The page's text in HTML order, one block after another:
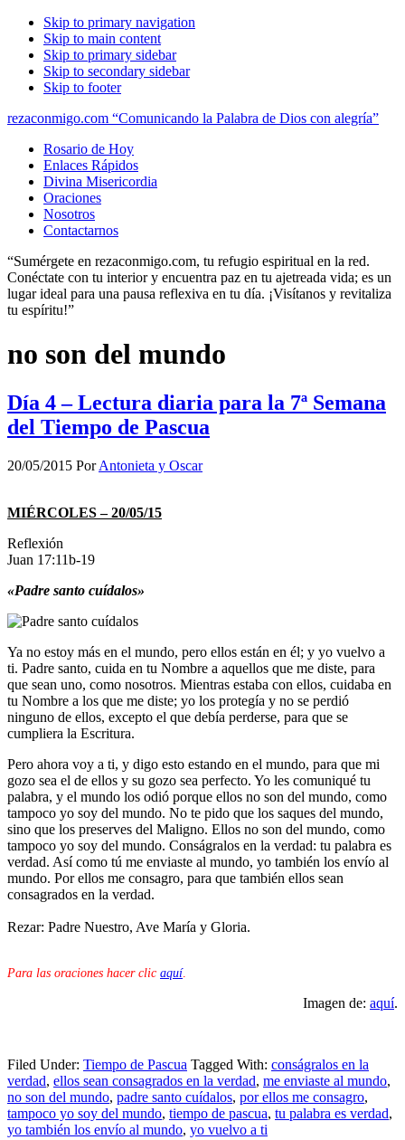
Skip to primary navigation
Skip to main content
Skip to primary sidebar
Skip to secondary sidebar
Skip to footer
rezaconmigo.com “Comunicando la Palabra de Dios con alegría”
Rosario de Hoy
Enlaces Rápidos
Divina Misericordia
Oraciones
Nosotros
Contactarnos
“Sumérgete en rezaconmigo.com, tu refugio espiritual en la red.
Conéctate con tu interior y encuentra paz en tu ajetreada vida; es un
lugar ideal para una pausa reflexiva en tu día. ¡Visítanos y revitaliza
tu espíritu!”
no son del mundo
Día 4 – Lectura diaria para la 7ª Semana
del Tiempo de Pascua
20/05/2015 PorAntonieta y Oscar
MIÉRCOLES – 20/05/15
Reflexión
Juan 17:11b-19
«Padre santo cuídalos»
Ya no estoy más en el mundo, pero ellos están en él; y yo vuelvo a
ti. Padre santo, cuida en tu Nombre a aquellos que me diste, para
que sean uno, como nosotros. Mientras estaba con ellos, cuidaba en
tu Nombre a los que me diste; yo los protegía y no se perdió
ninguno de ellos, excepto el que debía perderse, para que se
cumpliera la Escritura.
Pero ahora voy a ti, y digo esto estando en el mundo, para que mi
gozo sea el de ellos y su gozo sea perfecto. Yo les comuniqué tu
palabra, y el mundo los odió porque ellos no son del mundo, como
tampoco yo soy del mundo. No te pido que los saques del mundo,
sino que los preserves del Maligno. Ellos no son del mundo, como
tampoco yo soy del mundo. Conságralos en la verdad: tu palabra es
verdad. Así como tú me enviaste al mundo, yo también los envío al
mundo. Por ellos me consagro, para que también ellos sean
consagrados en la verdad.
Rezar: Padre Nuestro, Ave María y Gloria.
Para las oraciones hacer clic aquí.
Imagen de: aquí.
Filed Under: Tiempo de Pascua Tagged With: conságralos en la
verdad, ellos sean consagrados en la verdad, me enviaste al mundo,
no son del mundo, padre santo cuídalos, por ellos me consagro,
tampoco yo soy del mundo, tiempo de pascua, tu palabra es verdad,
yo también los envío al mundo, yo vuelvo a ti